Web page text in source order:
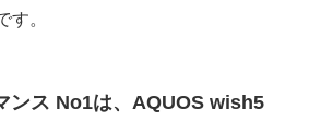
す。
ンス No1は、AQUOS wish5